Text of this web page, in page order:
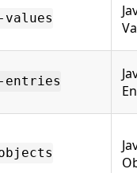
entries